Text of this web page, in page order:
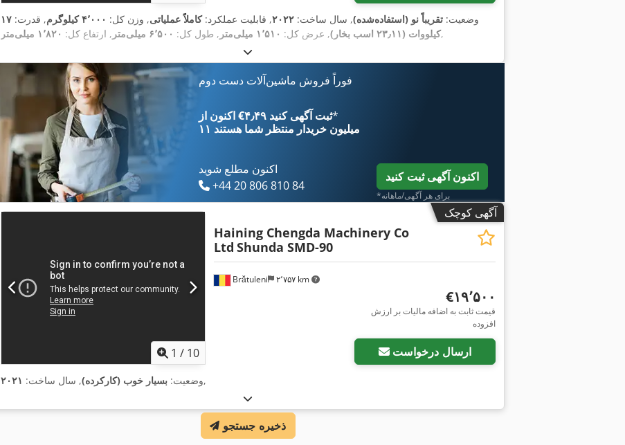
وضعیت: تقریباً نو (استفاده‌شده), سال ساخت: ۲۰۲۲, قابلیت عملکرد:کاملاً عملیاتی, وزن کل: ۴٬۰۰۰ کیلوگرم , قدرت: ۱۷
کیلووات (۲۳٫۱۱ اسب بخار)
, عرض کل: ۱٬۵۱۰ میلی‌متر , طول کل: ۶٬۵۰۰ میلی‌متر , ارتفاع کل: ۱٬۸۲۰ میلی‌متر ,
فوراً فروش ماشین‌آلات دست دوم
اکنون از ‎€۴٫۴۹ ثبت آگهی کنید*
۱۱ میلیون خریدار منتظر شما هستند
اکنون مطلع شوید
+44 20 806 810 84
اکنون آگهی ثبت کنید
*برای هر آگهی/ماهانه
آگهی کوچک
1 / 10
Brătuleni ۲٬۷۵۷ km
Haining Chengda Machinery Co
Ltd Shunda SMD-90
‎€۱۹٬۵۰۰
قیمت ثابت به اضافه مالیات بر ارزش
افزوده
ارسال درخواست
وضعیت: بسیار خوب (کارکرده), سال ساخت: ۲۰۲۱ ,
ذخیره جستجو